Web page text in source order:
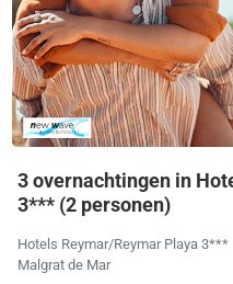
3 overnachtingen in
3*** (2 personen)
Hotels Reymar/Reymar Playa 3***
Malgrat de Mar